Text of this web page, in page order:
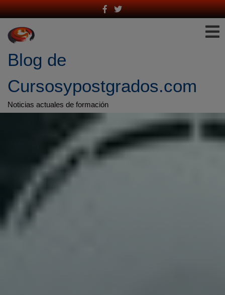
Saltar
al
contenido
Blog de
Cursosypostgrados.com
Noticias actuales de formación